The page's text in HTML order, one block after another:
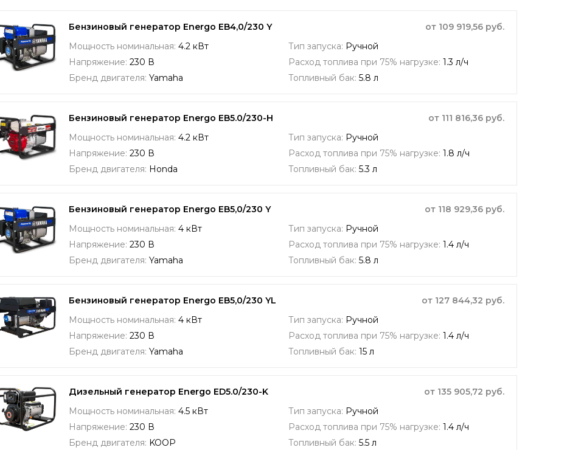
Бензиновый генератор Energo EB4,0/230 Y
от 109 919,56 руб.
Мощность номинальная: 4.2 кВт Тип запуска: Ручной
Напряжение: 230 В Расход топлива при 75% нагрузке: 1.3 л/ч
Бренд двигателя: Yamaha Топливный бак: 5.8 л
Бензиновый генератор Energo EB5.0/230-H
от 111 816,36 руб.
Мощность номинальная: 4.2 кВт Тип запуска: Ручной
Напряжение: 230 В Расход топлива при 75% нагрузке: 1.8 л/ч
Бренд двигателя: Honda Топливный бак: 5.3 л
Бензиновый генератор Energo EB5,0/230 Y
от 118 929,36 руб.
Мощность номинальная: 4 кВт Тип запуска: Ручной
Напряжение: 230 В Расход топлива при 75% нагрузке: 1.4 л/ч
Бренд двигателя: Yamaha Топливный бак: 5.8 л
Бензиновый генератор Energo EB5,0/230 YL
от 127 844,32 руб.
Мощность номинальная: 4 кВт Тип запуска: Ручной
Напряжение: 230 В Расход топлива при 75% нагрузке: 1.4 л/ч
Бренд двигателя: Yamaha Топливный бак: 15 л
Дизельный генератор Energo ED5.0/230-K
от 135 905,72 руб.
Мощность номинальная: 4.5 кВт Тип запуска: Ручной
Напряжение: 230 В Расход топлива при 75% нагрузке: 1.4 л/ч
Бренд двигателя: KOOP Топливный бак: 5.5 л